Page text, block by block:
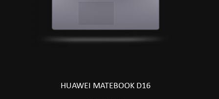
HUAWEI MATEBOOK D16